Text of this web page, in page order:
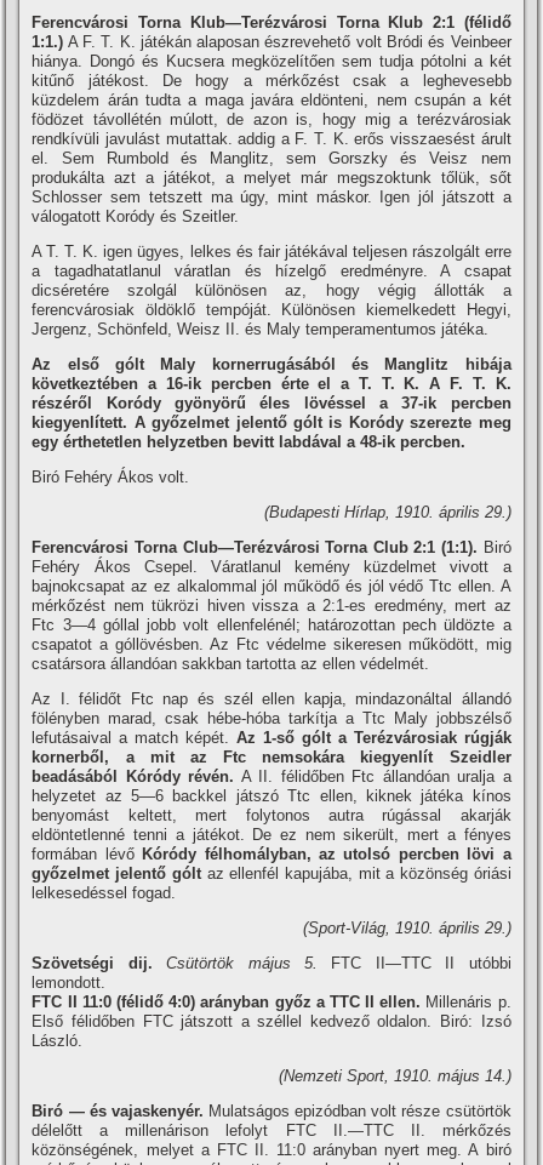
Ferencvárosi Torna Klub—Terézvárosi Torna Klub 2:1 (félidő
1:1.) A F. T. K. játékán alaposan észrevehető volt Bródi és Veinbeer
hiánya. Dongó és Kucsera megközelí­tően sem tudja pótolni a két
kitűnő játékost. De hogy a mérkőzést csak a leghevesebb
küzdelem árán tudta a maga javára eldönteni, nem csupán a két
födözet távollétén múlott, de azon is, hogy mig a terézvárosiak
rendkí­vüli javulást mutattak. addig a F. T. K. erős visszaesést árult
el. Sem Rumbold és Manglitz, sem Gorszky és Veisz nem
produkálta azt a játékot, a melyet már megszoktunk tőlük, sőt
Schlosser sem tetszett ma úgy, mint máskor. Igen jól játszott a
válogatott Koródy és Szeitler.
A T. T. K. igen ügyes, lelkes és fair játékával teljesen rászolgált erre
a tagadhatatlanul váratlan és hí­zelgő eredményre. A csapat
dicséretére szolgál különösen az, hogy végig állották a
ferencvárosiak öldöklő tempóját. Különösen kiemelkedett Hegyi,
Jergenz, Schönfeld, Weisz II. és Maly temperamentumos játéka.
Az első gólt Maly kornerrugásából és Manglitz hibája
következtében a 16-ik percben érte el a T. T. K. A F. T. K.
részéről Koródy gyönyörű éles lövéssel a 37-ik percben
kiegyenlí­tett. A győzelmet jelentő gólt is Koródy szerezte meg
egy érthetetlen helyzetben bevitt labdával a 48-ik percben.
Biró Fehéry Ákos volt.
(Budapesti Hí­rlap, 1910. április 29.)
Ferencvárosi Torna Club—Terézvárosi Torna Club 2:1 (1:1). Biró
Fehéry Ákos Csepel. Váratlanul kemény küzdelmet vivott a
bajnokcsapat az ez alkalommal jól működő és jól védő Ttc ellen. A
mérkőzést nem tükrözi hiven vissza a 2:1-es eredmény, mert az
Ftc 3—4 góllal jobb volt ellenfelénél; határozottan pech üldözte a
csapatot a góllövésben. Az Ftc védelme sikeresen működött, mig
csatársora állandóan sakkban tartotta az ellen védelmét.
Az I. félidőt Ftc nap és szél ellen kapja, mindazonáltal állandó
fölényben marad, csak hébe-hóba tarkí­tja a Ttc Maly jobbszélső
lefutásaival a match képét.Az 1-ső gólt a Terézvárosiak rúgják
kornerből, a mit az Ftc nemsokára kiegyenlí­t Szeidler
beadásából Kóródy révén. A II. félidőben Ftc állandóan uralja a
helyzetet az 5—6 backkel játszó Ttc ellen, kiknek játéka kí­nos
benyomást keltett, mert folytonos autra rúgással akarják
eldöntetlenné tenni a játékot. De ez nem sikerült, mert a fényes
formában lévő Kóródy félhomályban, az utolsó percben lövi a
győzelmet jelentő góltaz ellenfél kapujába, mit a közönség óriási
lelkesedéssel fogad.
(Sport-Világ, 1910. április 29.)
Szövetségi dij.
Csütörtök május 5.
FTC II—TTC II utóbbi
lemondott.
FTC II 11:0 (félidő 4:0) arányban győz a TTC II ellen. Millenáris p.
Első félidőben FTC játszott a széllel kedvező oldalon. Biró: Izsó
László.
(Nemzeti Sport, 1910. május 14.)
Biró — és vajaskenyér. Mulatságos epizódban volt része csütörtök
délelőtt a millenárison lefolyt FTC II.—TTC II. mérkőzés
közönségének, melyet a FTC II. 11:0 arányban nyert meg. A biró